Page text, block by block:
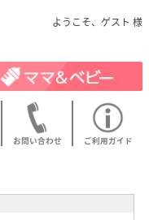
ようこそ、ゲスト 様
お問い合わせ ご利用ガイド